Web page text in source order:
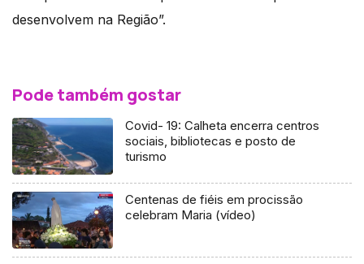
desenvolvem na Região”.
Pode também gostar
Covid- 19: Calheta encerra centros
sociais, bibliotecas e posto de
turismo
Centenas de fiéis em procissão
celebram Maria (vídeo)